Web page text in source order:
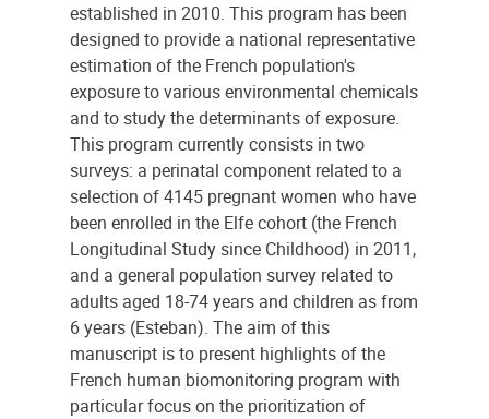
established in 2010. This program has been
designed to provide a national representative
estimation of the French population's
exposure to various environmental chemicals
and to study the determinants of exposure.
This program currently consists in two
surveys: a perinatal component related to a
selection of 4145 pregnant women who have
been enrolled in the Elfe cohort (the French
Longitudinal Study since Childhood) in 2011,
and a general population survey related to
adults aged 18-74 years and children as from
6 years (Esteban). The aim of this
manuscript is to present highlights of the
French human biomonitoring program with
particular focus on the prioritization of